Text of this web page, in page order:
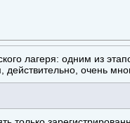
лагеря: одним из
очень